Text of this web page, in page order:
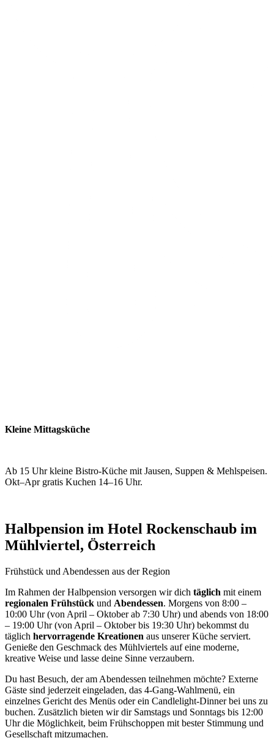
Kleine Mittagsküche
Ab 15 Uhr kleine Bistro-Küche mit Jausen, Suppen & Mehlspeisen.
Okt–Apr gratis Kuchen 14–16 Uhr.
Halbpension im Hotel Rockenschaub im
Mühlviertel, Österreich
Frühstück und Abendessen aus der Region
Im Rahmen der Halbpension versorgen wir dich täglich mit einem
regionalen Frühstück und Abendessen. Morgens von 8:00 –
10:00 Uhr (von April – Oktober ab 7:30 Uhr) und abends von 18:00
– 19:00 Uhr (von April – Oktober bis 19:30 Uhr) bekommst du
täglich hervorragende Kreationen aus unserer Küche serviert.
Genieße den Geschmack des Mühlviertels auf eine moderne,
kreative Weise und lasse deine Sinne verzaubern.
Du hast Besuch, der am Abendessen teilnehmen möchte? Externe
Gäste sind jederzeit eingeladen, das 4-Gang-Wahlmenü, ein
einzelnes Gericht des Menüs oder ein Candlelight-Dinner bei uns zu
buchen. Zusätzlich bieten wir dir Samstags und Sonntags bis 12:00
Uhr die Möglichkeit, beim Frühschoppen mit bester Stimmung und
Gesellschaft mitzumachen.